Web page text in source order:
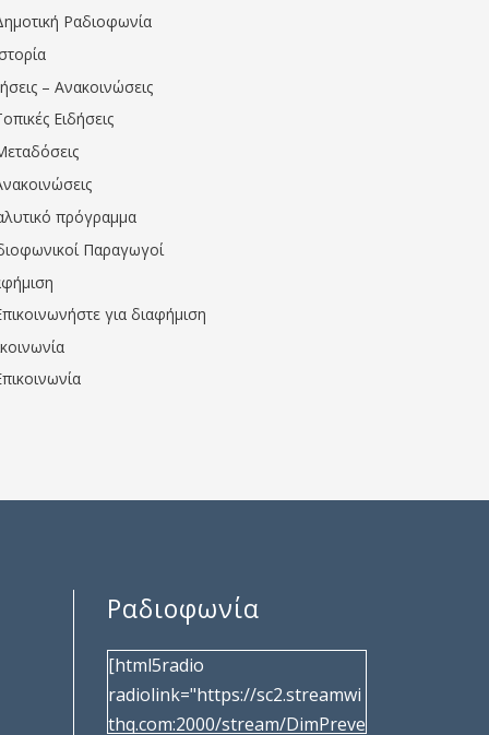
Ραδιοφωνία
– Ανακοινώσεις
Ειδήσεις
πρόγραμμα
Παραγωγοί
για διαφήμιση
Ραδιοφωνία
[html5radio
radiolink="https://sc2.streamwi
thq.com:2000/stream/DimPreve